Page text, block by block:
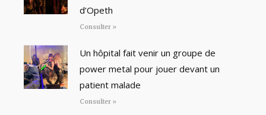
d’Opeth
Consulter »
Un hôpital fait venir un groupe de
power metal pour jouer devant un
patient malade
Consulter »